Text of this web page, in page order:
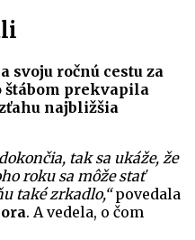
svoju ročnú cestu za
štábom prekvapila
najbližšia
tak sa ukáže, že
roku sa môže stať
také zrkadlo,“povedala
. A vedela, o čom